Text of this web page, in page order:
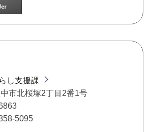
し支援課
市北桜塚2丁目2番1号
5095